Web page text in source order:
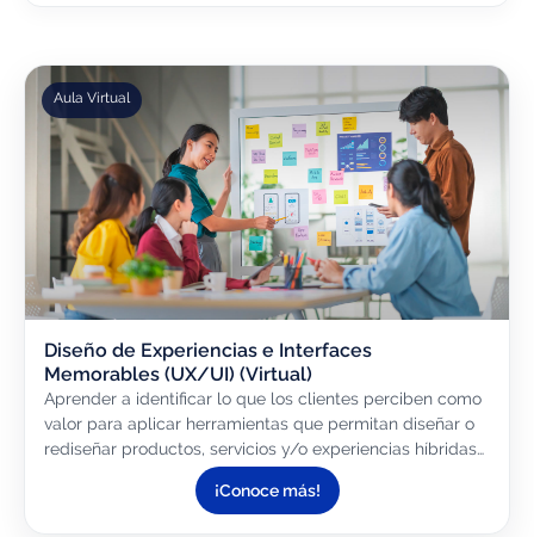
Aula Virtual
Diseño de Experiencias e Interfaces
Memorables (UX/UI) (Virtual)
Aprender a identificar lo que los clientes perciben como
valor para aplicar herramientas que permitan diseñar o
rediseñar productos, servicios y/o experiencias híbridas
memorables para los clientes.
¡Conoce más!